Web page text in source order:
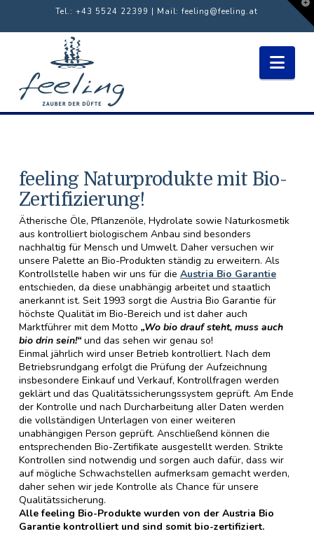
Tel.: +43 5524 22399 | Mail:feeling@feeling.at
feeling Naturprodukte mit Bio-
Zertifizierung!
Ätherische Öle, Pflanzenöle, Hydrolate sowie Naturkosmetik
aus kontrolliert biologischem Anbau sind besonders
nachhaltig für Mensch und Umwelt. Daher versuchen wir
unsere Palette an Bio-Produkten ständig zu erweitern. Als
Kontrollstelle haben wir uns für die Austria Bio Garantie
entschieden, da diese unabhängig arbeitet und staatlich
anerkannt ist. Seit 1993 sorgt die Austria Bio Garantie für
höchste Qualität im Bio-Bereich und ist daher auch
Marktführer mit dem Motto „Wo bio drauf steht, muss auch
bio drin sein!“und das sehen wir genau so!
Einmal jährlich wird unser Betrieb kontrolliert. Nach dem
Betriebsrundgang erfolgt die Prüfung der Aufzeichnung
insbesondere Einkauf und Verkauf, Kontrollfragen werden
geklärt und das Qualitätssicherungssystem geprüft. Am Ende
der Kontrolle und nach Durcharbeitung aller Daten werden
die vollständigen Unterlagen von einer weiteren
unabhängigen Person geprüft. Anschließend können die
entsprechenden Bio-Zertifikate ausgestellt werden. Strikte
Kontrollen sind notwendig und sorgen auch dafür, dass wir
auf mögliche Schwachstellen aufmerksam gemacht werden,
daher sehen wir jede Kontrolle als Chance für unsere
Qualitätssicherung.
Alle feeling Bio-Produkte wurden von der Austria Bio
Garantie kontrolliert und sind somit bio-zertifiziert.